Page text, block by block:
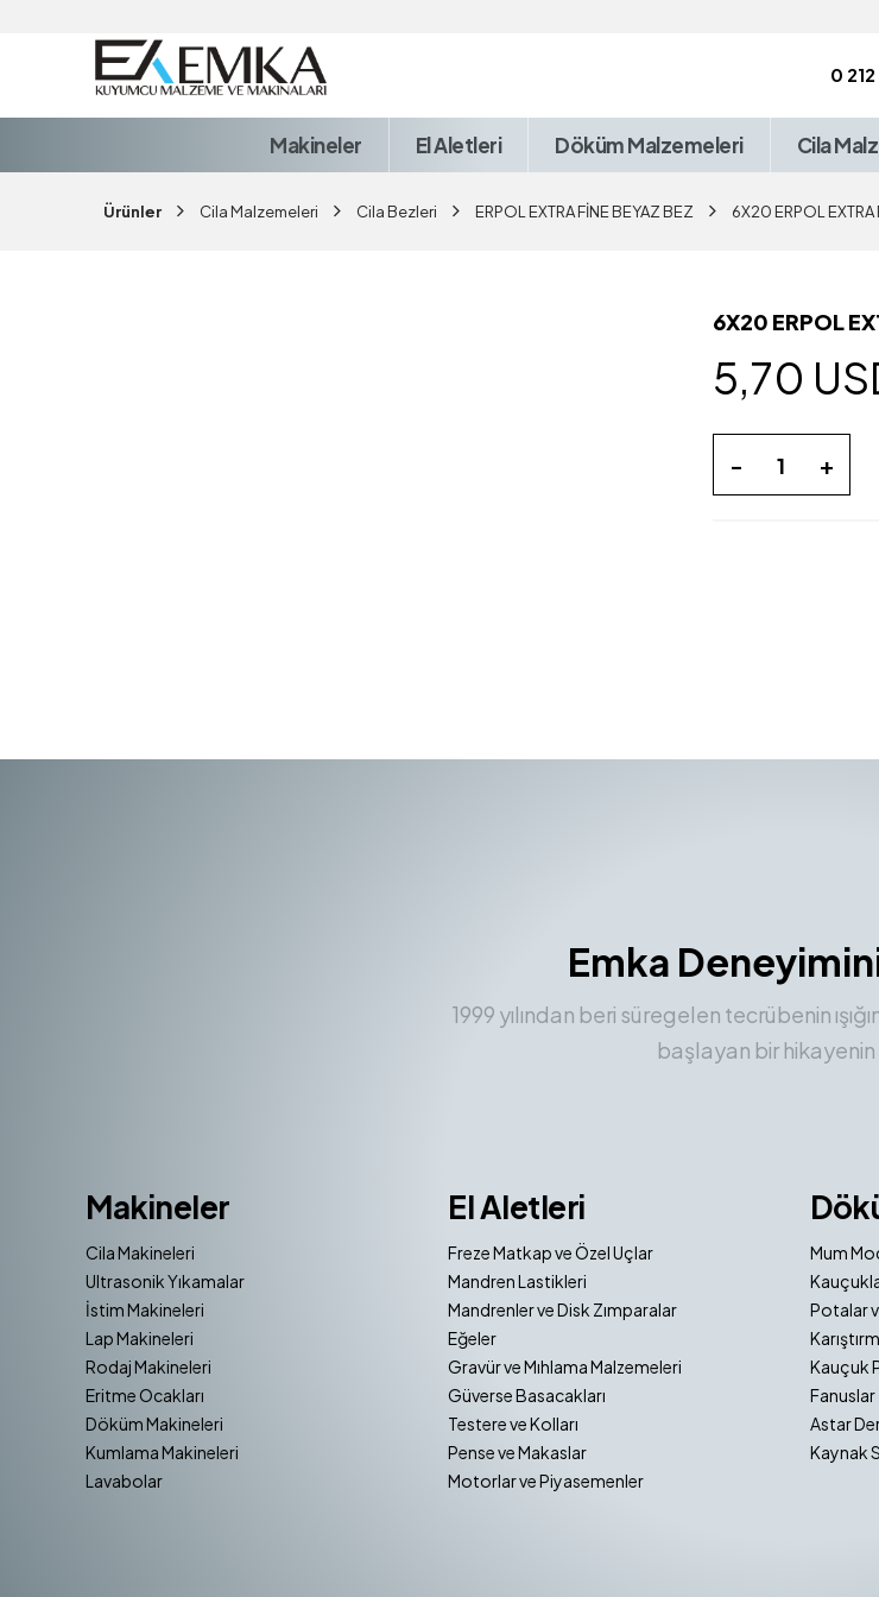
0
Makineler El Aletleri Döküm Malzemeleri Cila
Ürünler Cila Malzemeleri Cila Bezleri ERPOL EXTRA FİNE BEYAZ BEZ 6X20 ERPOL EXTRA
6X20 ERPOL
5,70
- +
Emka
1999 yılından beri süregelen tecrübenin
başlayan bir hikayenin
Makineler
Cila Makineleri
Ultrasonik Yıkamalar
İstim Makineleri
Lap Makineleri
Rodaj Makineleri
Eritme Ocakları
Döküm Makineleri
Kumlama Makineleri
Lavabolar
El Aletleri
Freze Matkap ve Özel Uçlar
Mandren Lastikleri
Mandrenler ve Disk Zımparalar
Eğeler
Gravür ve Mıhlama Malzemeleri
Güverse Basacakları
Testere ve Kolları
Pense ve Makaslar
Motorlar ve Piyasemenler
Mum
Potalar
Kauçuk
Fanuslar
Astar
Kaynak